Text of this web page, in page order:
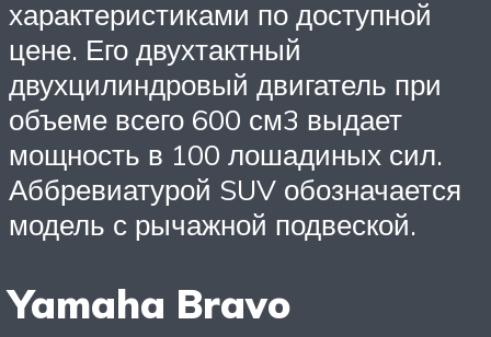
характеристиками по доступной
цене. Его двухтактный
двухцилиндровый двигатель при
объеме всего 600 см3 выдает
мощность в 100 лошадиных сил.
Аббревиатурой SUV обозначается
модель с рычажной подвеской.
Yamaha Bravo